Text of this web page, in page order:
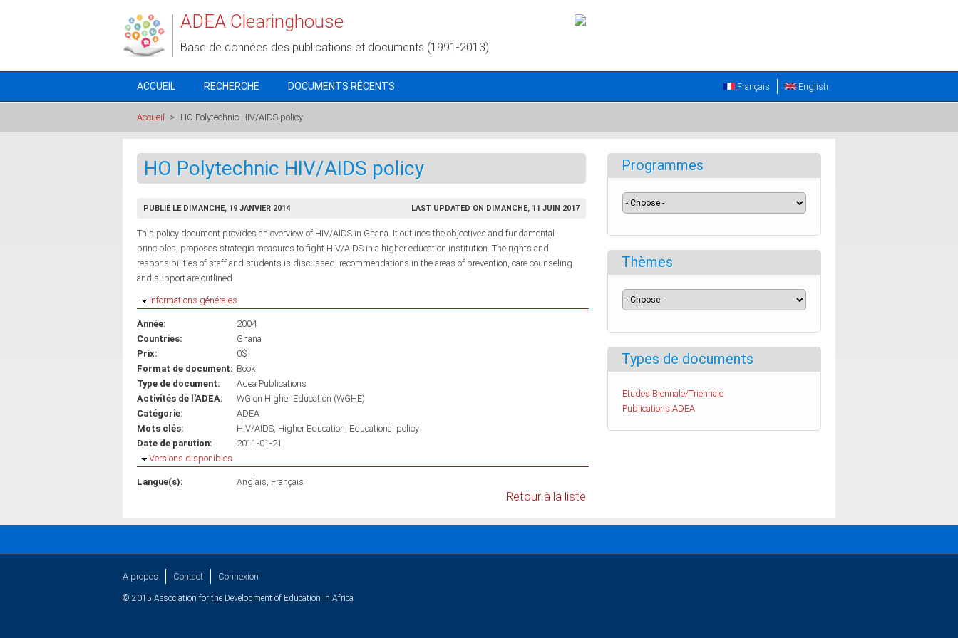
ADEA Clearinghouse
Base de données des publications et documents (1991-2013)
ACCUEIL RECHERCHE DOCUMENTS RÉCENTS English
Français
Accueil > HO Polytechnic HIV/AIDS policy
HO Polytechnic HIV/AIDS policy
PUBLIÉ LE DIMANCHE, 19 JANVIER 2014 LAST UPDATED ON DIMANCHE, 11 JUIN 2017
This policy document provides an overview of HIV/AIDS in Ghana. It outlines the objectives and fundamental
principles, proposes strategic measures to fight HIV/AIDS in a higher education institution. The rights and
responsibilities of staff and students is discussed, recommendations in the areas of prevention, care counseling
and support are outlined.
Masquer
Informations générales
Année:
2004
Countries:
Ghana
Prix:
0$
Format de document: Book
Type de document:
Adea Publications
Activités de l'ADEA:
WG on Higher Education (WGHE)
Catégorie:
ADEA
Mots clés:
HIV/AIDS Higher Education Educational policy
Date de parution:
2011-01-21
Masquer
Versions disponibles
Langue(s): Anglais Français
Retour à la liste
Programmes
Thèmes
Types de documents
Etudes Biennale/Triennale
Publications ADEA
A propos Contact Connexion
© 2015 Association for the Development of Education in Africa